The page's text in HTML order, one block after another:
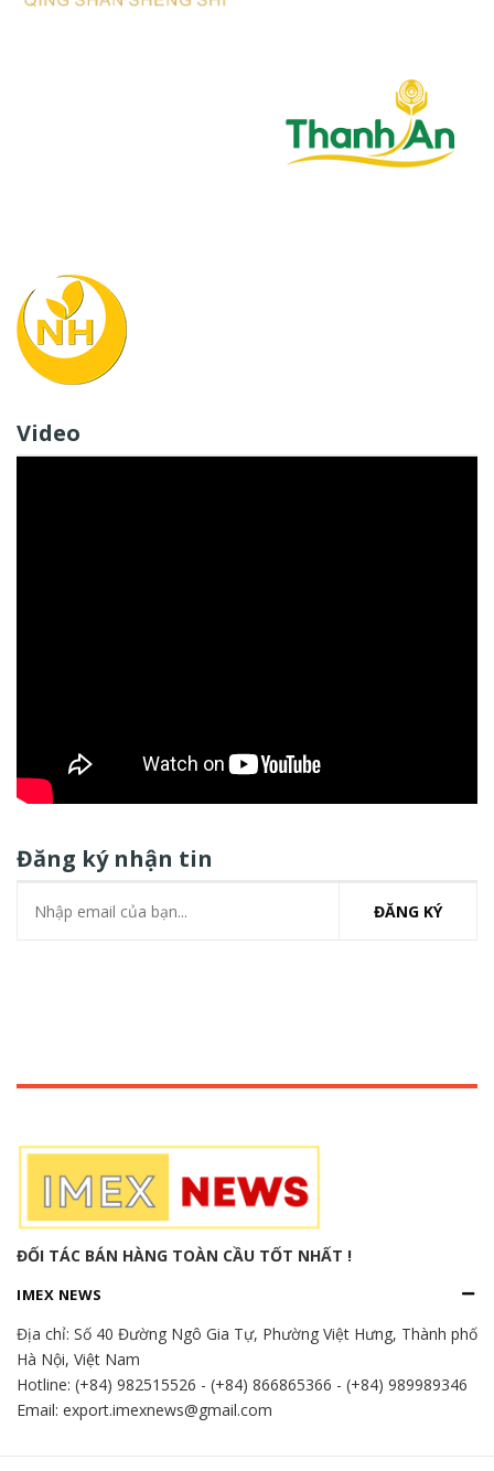
Video
Đăng ký nhận tin
ĐĂNG KÝ
ĐỐI TÁC BÁN HÀNG TOÀN CẦU TỐT NHẤT !
IMEX NEWS
Địa chỉ: Số 40 Đường Ngô Gia Tự, Phường Việt Hưng, Thành phố
Hà Nội, Việt Nam
Hotline: (+84) 982515526 - (+84) 866865366 - (+84) 989989346
Email: export.imexnews@gmail.com